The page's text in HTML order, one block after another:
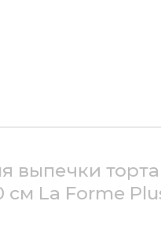
выпечки торта
La Forme